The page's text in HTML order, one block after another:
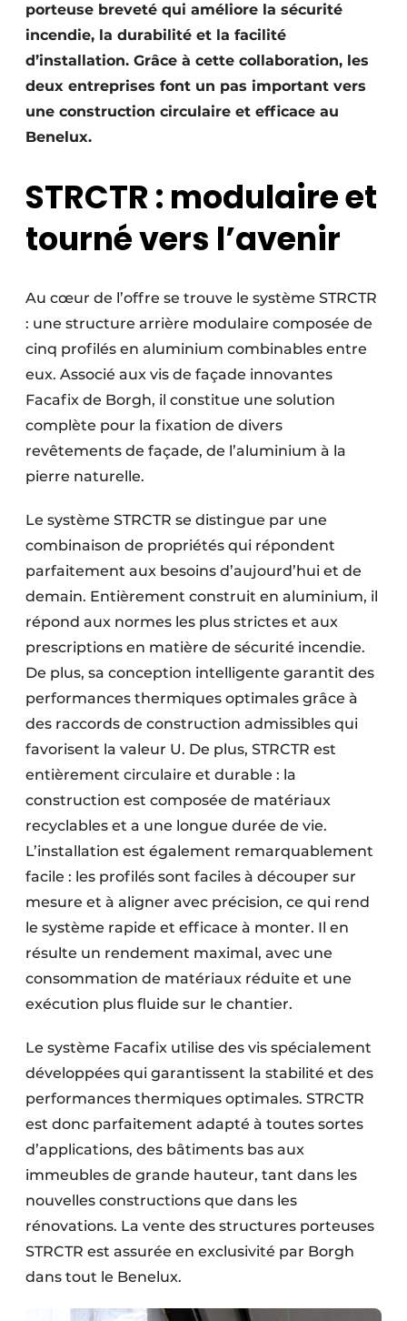
porteuse breveté qui améliore la sécurité
incendie, la durabilité et la facilité
d’installation. Grâce à cette collaboration, les
deux entreprises font un pas important vers
une construction circulaire et efficace au
Benelux.
STRCTR : modulaire et
tourné vers l’avenir
Au cœur de l’offre se trouve le système STRCTR
: une structure arrière modulaire composée de
cinq profilés en aluminium combinables entre
eux. Associé aux vis de façade innovantes
Facafix de Borgh, il constitue une solution
complète pour la fixation de divers
revêtements de façade, de l’aluminium à la
pierre naturelle.
Le système STRCTR se distingue par une
combinaison de propriétés qui répondent
parfaitement aux besoins d’aujourd’hui et de
demain. Entièrement construit en aluminium, il
répond aux normes les plus strictes et aux
prescriptions en matière de sécurité incendie.
De plus, sa conception intelligente garantit des
performances thermiques optimales grâce à
des raccords de construction admissibles qui
favorisent la valeur U. De plus, STRCTR est
entièrement circulaire et durable : la
construction est composée de matériaux
recyclables et a une longue durée de vie.
L’installation est également remarquablement
facile : les profilés sont faciles à découper sur
mesure et à aligner avec précision, ce qui rend
le système rapide et efficace à monter. Il en
résulte un rendement maximal, avec une
consommation de matériaux réduite et une
exécution plus fluide sur le chantier.
Le système Facafix utilise des vis spécialement
développées qui garantissent la stabilité et des
performances thermiques optimales. STRCTR
est donc parfaitement adapté à toutes sortes
d’applications, des bâtiments bas aux
immeubles de grande hauteur, tant dans les
nouvelles constructions que dans les
rénovations. La vente des structures porteuses
STRCTR est assurée en exclusivité par Borgh
dans tout le Benelux.